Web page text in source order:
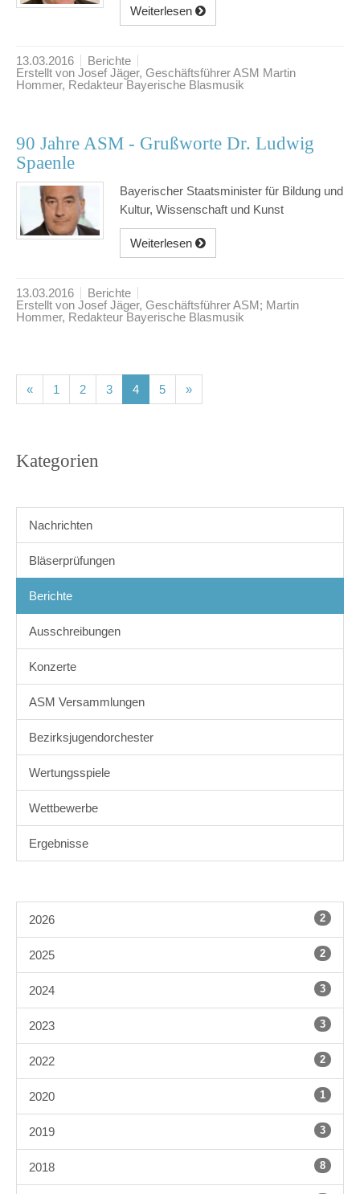
Weiterlesen
13.03.2016
Berichte
Erstellt von Josef Jäger, Geschäftsführer ASM Martin
Hommer, Redakteur Bayerische Blasmusik
90 Jahre ASM - Grußworte Dr. Ludwig
Spaenle
Bayerischer Staatsminister für Bildung und
Kultur, Wissenschaft und Kunst
Weiterlesen
13.03.2016
Berichte
Erstellt von Josef Jäger, Geschäftsführer ASM; Martin
Hommer, Redakteur Bayerische Blasmusik
« 1 (current)
2(current)
3(current)
4(current)
5(current)
»
Kategorien
Nachrichten
Bläserprüfungen
Berichte
Ausschreibungen
Konzerte
ASM Versammlungen
Bezirksjugendorchester
Wertungsspiele
Wettbewerbe
Ergebnisse
2026 2
2025 2
2024 3
2023 3
2022 2
2020 1
2019 3
2018 8